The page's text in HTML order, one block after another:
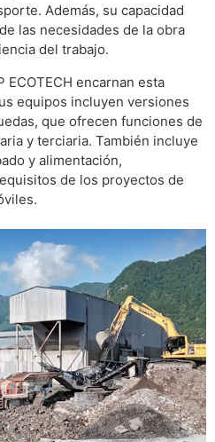
Además, su capacidad
las necesidades de la obra
del trabajo.
ECOTECH encarnan esta
equipos incluyen versiones
que ofrecen funciones de
y terciaria. También incluye
y alimentación,
de los proyectos de